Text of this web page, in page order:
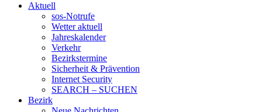
Aktuell
sos-Notrufe
Wetter aktuell
Jahreskalender
Verkehr
Bezirkstermine
Sicherheit & Prävention
Internet Security
SEARCH – SUCHEN
Bezirk